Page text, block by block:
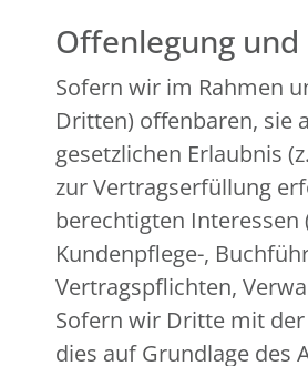
Offenlegung
Sofern wir im Rahmen
Dritten) offenbaren, sie
gesetzlichen Erlaubnis
zur Vertragserfüllung
berechtigten Interessen
Kundenpflege-,
Vertragspflichten,
Sofern wir Dritte mit
dies auf Grundlage des